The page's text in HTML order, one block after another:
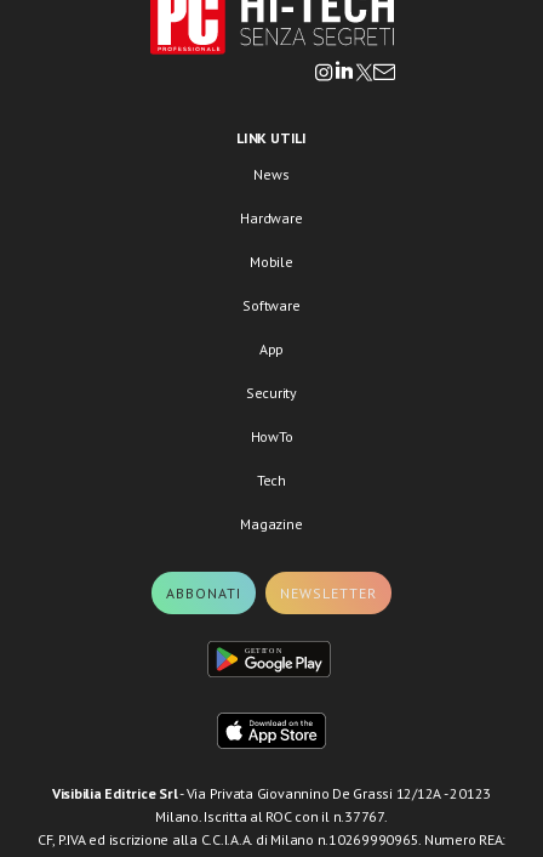
LINK UTILI
News
Hardware
Mobile
Software
App
Security
HowTo
Tech
Magazine
ABBONATI NEWSLETTER
Visibilia Editrice Srl- Via Privata Giovannino De Grassi 12/12A - 20123
Milano. Iscritta al ROC con il n.37767.
CF, P.IVA ed iscrizione alla C.C.I.A.A. di Milano n.10269990965. Numero REA: